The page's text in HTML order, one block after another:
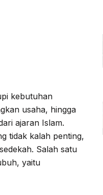
kebutuhan
usaha, hingga
ajaran Islam.
tidak kalah penting,
Salah satu
yaitu